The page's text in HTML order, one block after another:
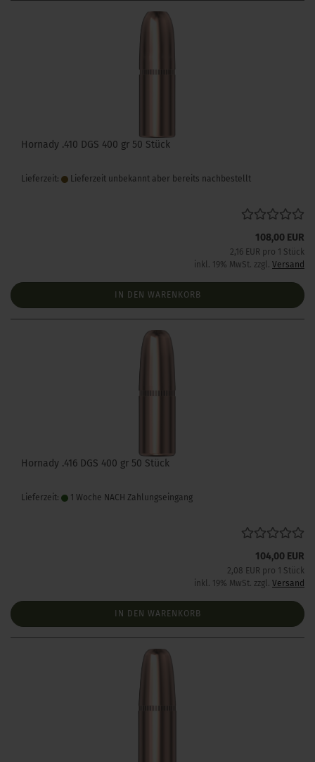
Hornady .410 DGS 400 gr 50 Stück
Lieferzeit: Lieferzeit unbekannt aber bereits nachbestellt
108,00 EUR
2,16 EUR pro 1 Stück
inkl. 19% MwSt. zzgl. Versand
IN DEN WARENKORB
Hornady .416 DGS 400 gr 50 Stück
Lieferzeit: 1 Woche NACH Zahlungseingang
104,00 EUR
2,08 EUR pro 1 Stück
inkl. 19% MwSt. zzgl. Versand
IN DEN WARENKORB